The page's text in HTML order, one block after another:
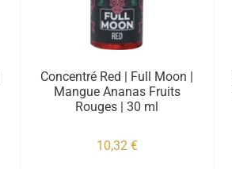
Concentré Red | Full Moon |
Mangue Ananas Fruits
Rouges | 30 ml
10,32 €